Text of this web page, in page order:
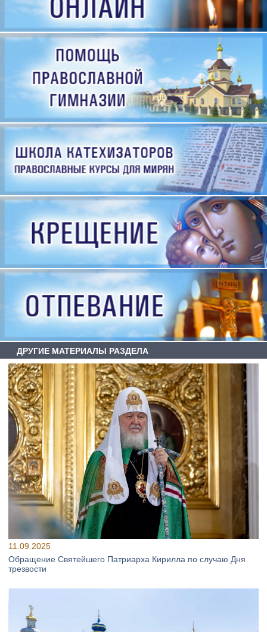
ДРУГИЕ МАТЕРИАЛЫ РАЗДЕЛА
11.09.2025
Обращение Святейшего Патриарха Кирилла по случаю Дня
трезвости